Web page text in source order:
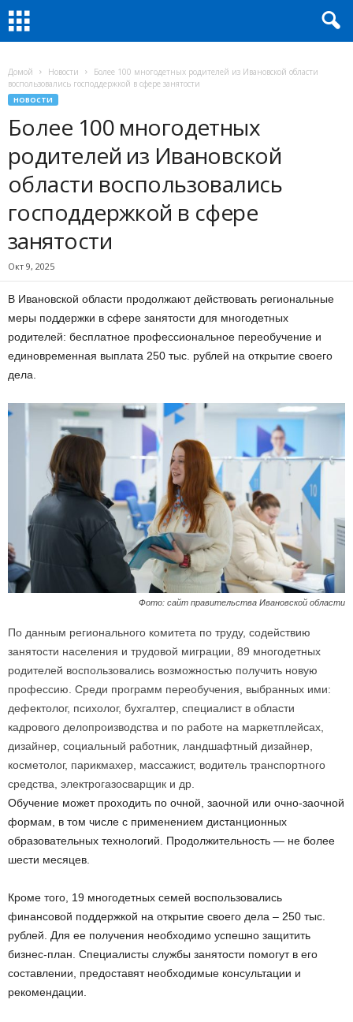
Домой Новости
Более 100 многодетных родителей из Ивановской области
воспользовались господдержкой в сфере занятости
НОВОСТИ
Более 100 многодетных
родителей из Ивановской
области воспользовались
господдержкой в сфере
занятости
Окт 9, 2025
В Ивановской области продолжают действовать региональные
меры поддержки в сфере занятости для многодетных
родителей: бесплатное профессиональное переобучение и
единовременная выплата 250 тыс. рублей на открытие своего
дела.
Фото: сайт правительства Ивановской области
По данным регионального комитета по труду, содействию
занятости населения и трудовой миграции, 89 многодетных
родителей воспользовались возможностью получить новую
профессию. Среди программ переобучения, выбранных ими:
дефектолог, психолог, бухгалтер, специалист в области
кадрового делопроизводства и по работе на маркетплейсах,
дизайнер, социальный работник, ландшафтный дизайнер,
косметолог, парикмахер, массажист, водитель транспортного
средства, электрогазосварщик и др.
Обучение может проходить по очной, заочной или очно-заочной
формам, в том числе с применением дистанционных
образовательных технологий. Продолжительность — не более
шести месяцев.
Кроме того, 19 многодетных семей воспользовались
финансовой поддержкой на открытие своего дела – 250 тыс.
рублей. Для ее получения необходимо успешно защитить
бизнес-план. Специалисты службы занятости помогут в его
составлении, предоставят необходимые консультации и
рекомендации.